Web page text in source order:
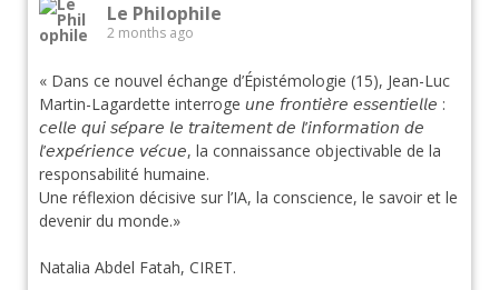
Le Philophile
2 months ago
« Dans ce nouvel échange d’Épistémologie (15), Jean-Luc
Martin-Lagardette interroge 𝘶𝘯𝘦 𝘧𝘳𝘰𝘯𝘵𝘪𝘦̀𝘳𝘦 𝘦𝘴𝘴𝘦𝘯𝘵𝘪𝘦𝘭𝘭𝘦 :
𝘤𝘦𝘭𝘭𝘦 𝘲𝘶𝘪 𝘴𝘦́𝘱𝘢𝘳𝘦 𝘭𝘦 𝘵𝘳𝘢𝘪𝘵𝘦𝘮𝘦𝘯𝘵 𝘥𝘦 𝘭’𝘪𝘯𝘧𝘰𝘳𝘮𝘢𝘵𝘪𝘰𝘯 𝘥𝘦
𝘭’𝘦𝘹𝘱𝘦́𝘳𝘪𝘦𝘯𝘤𝘦 𝘷𝘦́𝘤𝘶𝘦, la connaissance objectivable de la
responsabilité humaine.
Une réflexion décisive sur l’IA, la conscience, le savoir et le
devenir du monde.»
Natalia Abdel Fatah, CIRET.